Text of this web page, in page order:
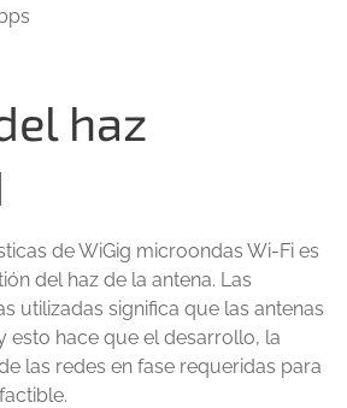
haz
de WiGig microondas Wi-Fi es
del haz de la antena. Las
utilizadas significa que las antenas
esto hace que el desarrollo, la
las redes en fase requeridas para